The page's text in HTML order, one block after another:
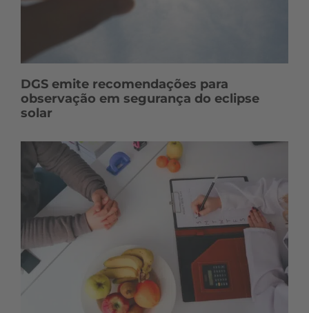
DGS emite recomendações para
observação em segurança do eclipse
solar